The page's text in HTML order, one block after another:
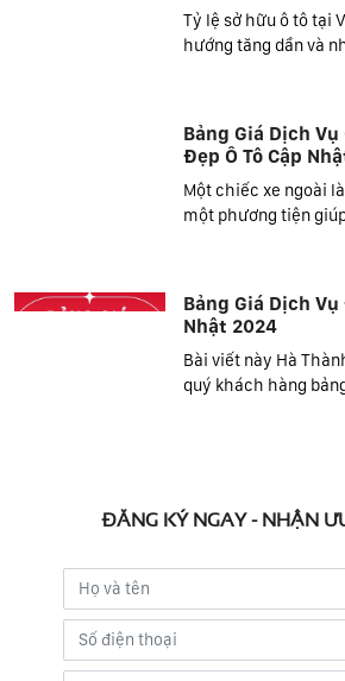
Tỷ lệ sở hữu ô tô tại
hướng tăng dần và
Bảng Giá Dịch Vụ
Đẹp Ô Tô Cập
Một chiếc xe ngoài
một phương tiện
Bảng Giá Dịch Vụ
Nhật 2024
Bài viết này Hà
quý khách hàng
ĐĂNG KÝ NGAY - NHẬN